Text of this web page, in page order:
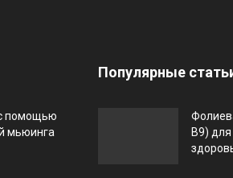
помощью
мьюинга
Популярные
В9)